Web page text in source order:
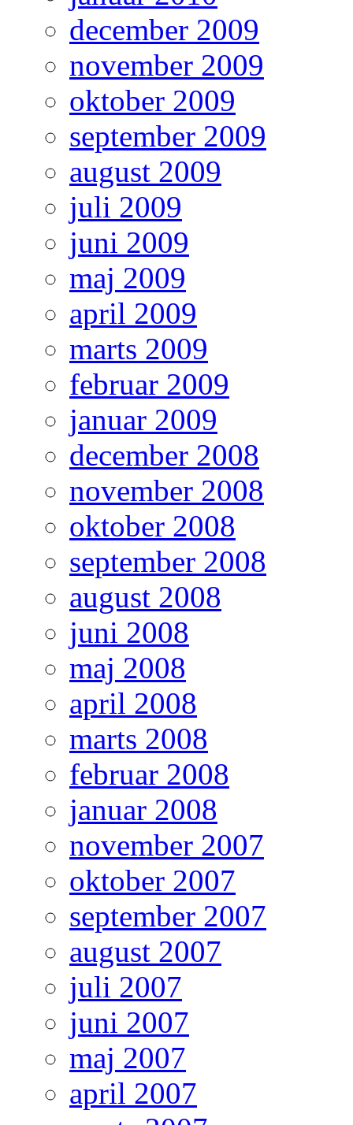
december 2009
november 2009
oktober 2009
september 2009
august 2009
juli 2009
juni 2009
maj 2009
april 2009
marts 2009
februar 2009
januar 2009
december 2008
november 2008
oktober 2008
september 2008
august 2008
juni 2008
maj 2008
april 2008
marts 2008
februar 2008
januar 2008
november 2007
oktober 2007
september 2007
august 2007
juli 2007
juni 2007
maj 2007
april 2007